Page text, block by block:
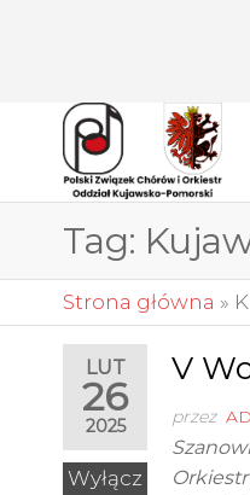
Tag:
Strona główna »
LUT
26
2025
Wyłącz
V
przez